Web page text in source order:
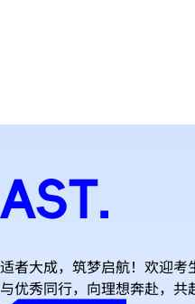
适者大成，筑梦启航！欢迎
与优秀同行，向理想奔赴，共